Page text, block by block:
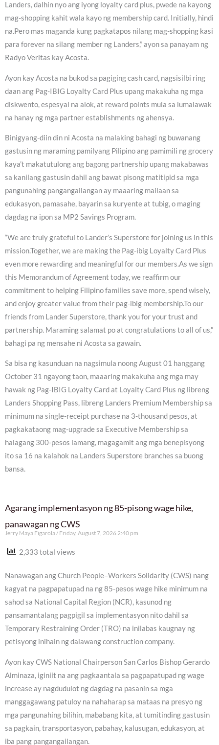
Landers, dalhin nyo ang iyong loyalty card plus, pwede na kayong
mag-shopping kahit wala kayo ng membership card. Initially, hindi
na.Pero mas maganda kung pagkatapos nilang mag-shopping kasi
para forever na silang member ng Landers,” ayon sa panayam ng
Radyo Veritas kay Acosta.
Ayon kay Acosta na bukod sa pagiging cash card, nagsisilbi ring
daan ang Pag-IBIG Loyalty Card Plus upang makakuha ng mga
diskwento, espesyal na alok, at reward points mula sa lumalawak
na hanay ng mga partner establishments ng ahensya.
Binigyang-diin din ni Acosta na malaking bahagi ng buwanang
gastusin ng maraming pamilyang Pilipino ang pamimili ng grocery
kaya’t makatutulong ang bagong partnership upang makabawas
sa kanilang gastusin dahil ang bawat pisong matitipid sa mga
pangunahing pangangailangan ay maaaring mailaan sa
edukasyon, pamasahe, bayarin sa kuryente at tubig, o maging
dagdag na ipon sa MP2 Savings Program.
“We are truly grateful to Lander’s Superstore for joining us in this
mission.Together, we are making the Pag-ibig Loyalty Card Plus
even more rewarding and meaningful for our members.As we sign
this Memorandum of Agreement today, we reaffirm our
commitment to helping Filipino families save more, spend wisely,
and enjoy greater value from their pag-ibig membership.To our
friends from Lander Superstore, thank you for your trust and
partnership. Maraming salamat po at congratulations to all of us,”
bahagi pa ng mensahe ni Acosta sa gawain.
Sa bisa ng kasunduan na nagsimula noong August 01 hanggang
October 31 ngayong taon, maaaring makakuha ang mga may
hawak ng Pag-IBIG Loyalty Card at Loyalty Card Plus ng libreng
Landers Shopping Pass, libreng Landers Premium Membership sa
minimum na single-receipt purchase na 3-thousand pesos, at
pagkakataong mag-upgrade sa Executive Membership sa
halagang 300-pesos lamang, magagamit ang mga benepisyong
ito sa 16 na kalahok na Landers Superstore branches sa buong
bansa.
Agarang implementasyon ng 85-pisong wage hike,
panawagan ng CWS
Jerry Maya Figarola Friday, August 7, 2026 2:40 pm
2,333 total views
Nanawagan ang Church People–Workers Solidarity (CWS) nang
kagyat na pagpapatupad na ng 85-pesos wage hike minimum na
sahod sa National Capital Region (NCR), kasunod ng
pansamantalang pagpigil sa implementasyon nito dahil sa
Temporary Restraining Order (TRO) na inilabas kaugnay ng
petisyong inihain ng dalawang construction company.
Ayon kay CWS National Chairperson San Carlos Bishop Gerardo
Alminaza, iginiit na ang pagkaantala sa pagpapatupad ng wage
increase ay nagdudulot ng dagdag na pasanin sa mga
manggagawang patuloy na nahaharap sa mataas na presyo ng
mga pangunahing bilihin, mababang kita, at tumitinding gastusin
sa pagkain, transportasyon, pabahay, kalusugan, edukasyon, at
iba pang pangangailangan.